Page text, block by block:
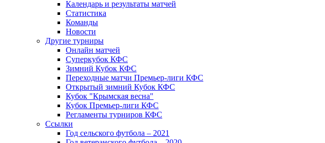
Календарь и результаты матчей
Статистика
Команды
Новости
Другие турниры
Онлайн матчей
Суперкубок КФС
Зимний Кубок КФС
Переходные матчи Премьер-лиги КФС
Открытый зимний Кубок КФС
Кубок "Крымская весна"
Кубок Премьер-лиги КФС
Регламенты турниров КФС
Ссылки
Год сельского футбола – 2021